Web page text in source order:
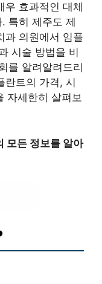
우 효과적인 대체
특히 제주도 제
과 의원에서 임플
시술 방법을 비
를 알려알려드리
란트의 가격, 시
자세한히 살펴보
모든 정보를 알아